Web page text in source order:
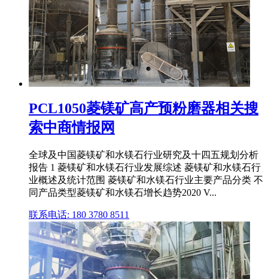
PCL1050菱镁矿高产预粉磨器相关搜
索中商情报网
全球及中国菱镁矿和水镁石行业研究及十四五规划分析
报告 1 菱镁矿和水镁石行业发展综述 菱镁矿和水镁石行
业概述及统计范围 菱镁矿和水镁石行业主要产品分类 不
同产品类型菱镁矿和水镁石增长趋势2020 V...
联系电话: 180 3780 8511